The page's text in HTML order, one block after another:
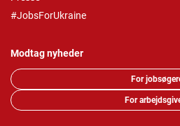
#JobsForUkraine
Modtag nyheder
For
For